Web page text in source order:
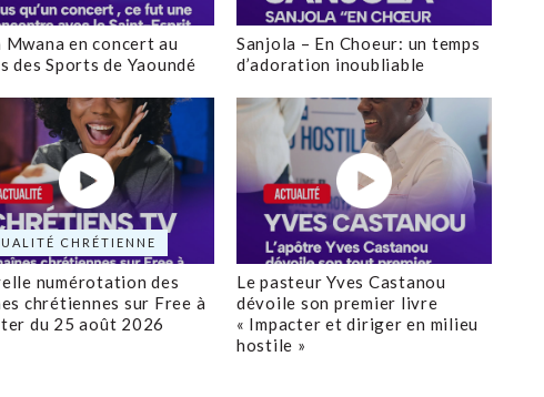
Mwana en concert au
des Sports de Yaoundé
Sanjola – En Choeur: un temps
d’adoration inoubliable
CHRÉTIENNE
numérotation des
chrétiennes sur Free à
du 25 août 2026
Le pasteur Yves Castanou
dévoile son premier livre
« Impacter et diriger en milieu
hostile »